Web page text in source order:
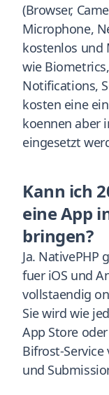
(Browser,
Microphone,
kostenlos und
wie
Notifications,
kosten eine
koennen aber
eingesetzt
Kann ich
eine App
bringen?
Ja. NativePHP
fuer iOS und
vollstaendig
Sie wird wie
App Store
Bifrost-Service
und